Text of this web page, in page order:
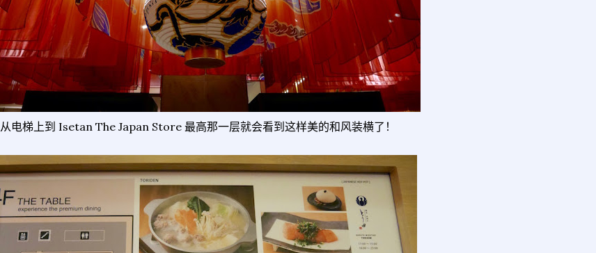
从电梯上到 Isetan The Japan Store 最高那一层就会看到这样美的和风装横了！